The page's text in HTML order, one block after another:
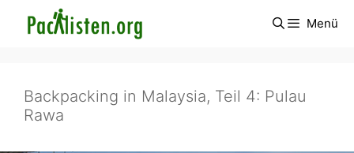
Inhalt
Menü
Backpacking in Malaysia, Teil 4: Pulau
Rawa